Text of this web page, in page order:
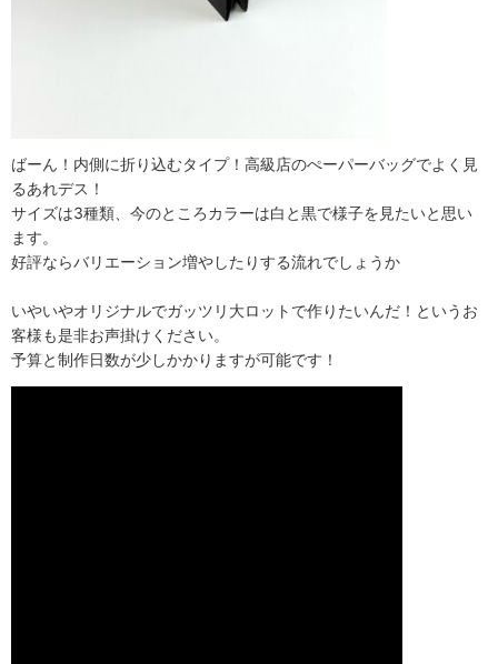
ばーん！内側に折り込むタイプ！高級店のぺーパーバッグでよく見
るあれデス！
サイズは3種類、今のところカラーは白と黒で様子を見たいと思い
ます。
好評ならバリエーション増やしたりする流れでしょうか
いやいやオリジナルでガッツリ大ロットで作りたいんだ！というお
客様も是非お声掛けください。
予算と制作日数が少しかかりますが可能です！